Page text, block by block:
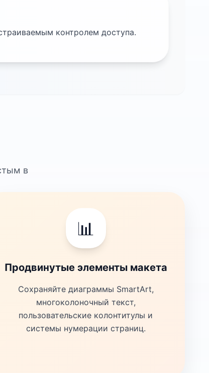
контролем доступа.
в
📊
Продвинутые элементы макета
Сохраняйте диаграммы SmartArt,
многоколоночный текст,
пользовательские колонтитулы и
системы нумерации страниц.